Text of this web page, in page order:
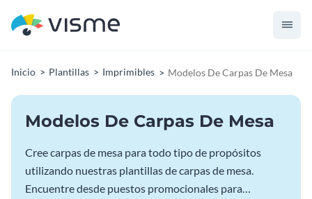
Inicio Plantillas Imprimibles Modelos De Carpas De Mesa
Modelos De Carpas De Mesa
Cree carpas de mesa para todo tipo de propósitos
utilizando nuestras plantillas de carpas de mesa.
Encuentre desde puestos promocionales para